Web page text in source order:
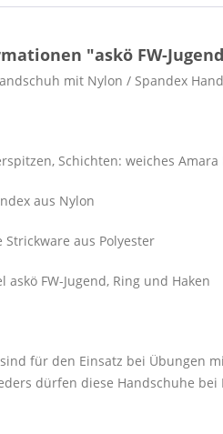
"askö FW-
mit Nylon / Spandex
Schichten: weiches
aus Nylon
Strickware aus Polyester
askö FW-Jugend, Ring und Haken
für den Einsatz bei Übungen
dürfen diese Handschuhe